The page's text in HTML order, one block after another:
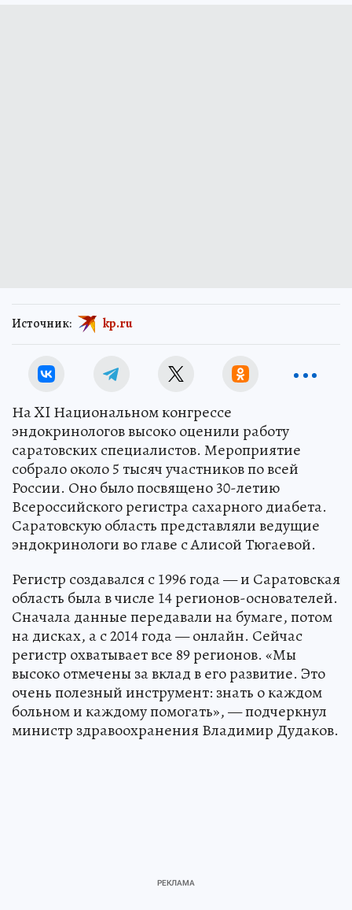
Источник: kp.ru
На XI Национальном конгрессе
эндокринологов высоко оценили работу
саратовских специалистов. Мероприятие
собрало около 5 тысяч участников по всей
России. Оно было посвящено 30-летию
Всероссийского регистра сахарного диабета.
Саратовскую область представляли ведущие
эндокринологи во главе с Алисой Тюгаевой.
Регистр создавался с 1996 года — и Саратовская
область была в числе 14 регионов-основателей.
Сначала данные передавали на бумаге, потом
на дисках, а с 2014 года — онлайн. Сейчас
регистр охватывает все 89 регионов. «Мы
высоко отмечены за вклад в его развитие. Это
очень полезный инструмент: знать о каждом
больном и каждому помогать», — подчеркнул
министр здравоохранения Владимир Дудаков.